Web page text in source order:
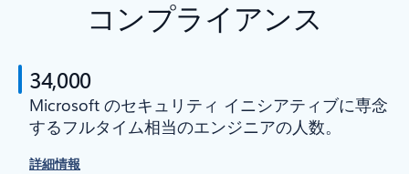
コンプライアンス
34,000
Microsoft のセキュリティ イニシアティブに専念
するフルタイム相当のエンジニアの人数。
詳細情報